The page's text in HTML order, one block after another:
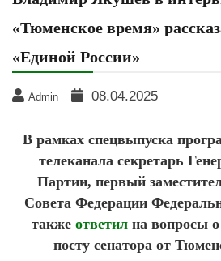
«Тюменское время»
«Единой России»
Admin 08.04.2025
В рамках спецвыпуска
телеканала секретарь
Партии, первый
Совета Федерации
также ответилна вопросы о
посту сенатора от